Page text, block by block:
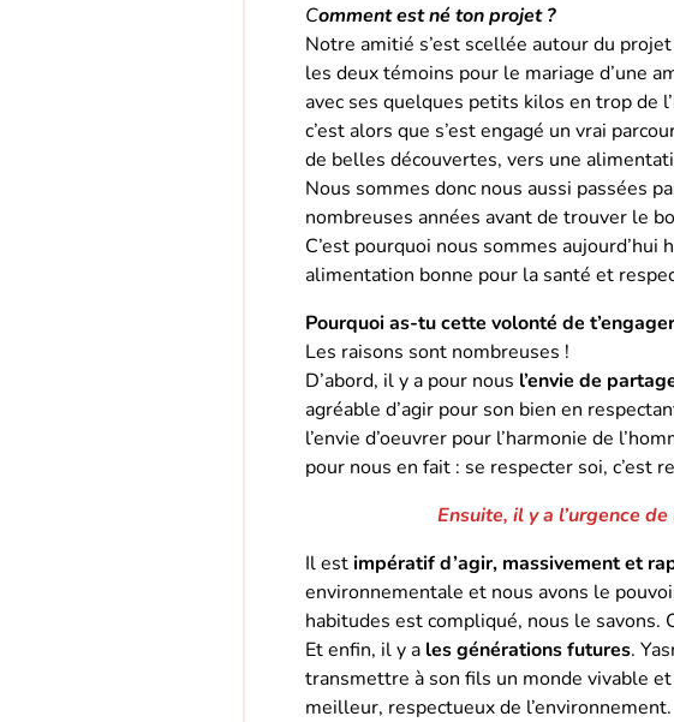
Comment est né ton projet ?
Notre amitié s’est scellée autour du
les deux témoins pour le mariage d’une
avec ses quelques petits kilos en trop de
c’est alors que s’est engagé un vrai
de belles découvertes, vers une
Nous sommes donc nous aussi passées
nombreuses années avant de trouver le
C’est pourquoi nous sommes
alimentation bonne pour la santé et
Pourquoi as-tu cette volonté de
Les raisons sont nombreuses !
D’abord, il y a pour nous l’envie de
agréable d’agir pour son bien en
l’envie d’oeuvrer pour l’harmonie de
pour nous en fait : se respecter soi, c’est
Ensuite, il y a l’urgence
Il estimpératif d’agir, massivement et
environnementale et nous avons le
habitudes est compliqué, nous le savons.
Et enfin, il y a les générations futures.
transmettre à son fils un monde vivable
meilleur, respectueux de l’environnement.